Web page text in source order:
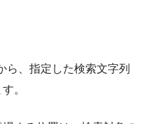
ら、指定した検索文字列
。